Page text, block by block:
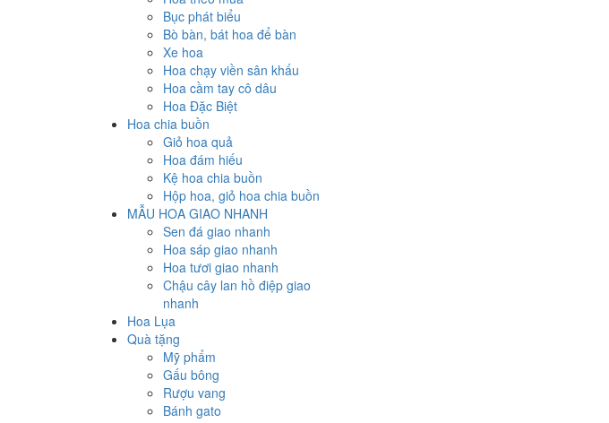
Bục phát biểu
Bò bàn, bát hoa để bàn
Xe hoa
Hoa chạy viền sân khấu
Hoa cầm tay cô dâu
Hoa Đặc Biệt
Hoa chia buồn
Giỏ hoa quả
Hoa đám hiếu
Kệ hoa chia buồn
Hộp hoa, giỏ hoa chia buồn
MẪU HOA GIAO NHANH
Sen đá giao nhanh
Hoa sáp giao nhanh
Hoa tươi giao nhanh
Chậu cây lan hồ điệp giao
nhanh
Hoa Lụa
Quà tặng
Mỹ phẩm
Gấu bông
Rượu vang
Bánh gato